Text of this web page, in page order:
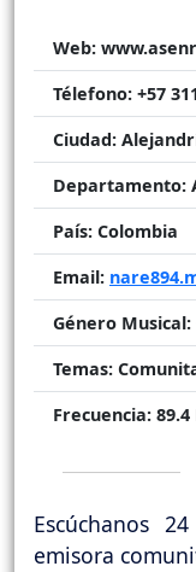
Web:
Télefono: +57
Ciudad:
Departamento:
País: Colombia
Email:
Género Musical:
Temas:
Frecuencia: 89.4
Escúchanos
emisora